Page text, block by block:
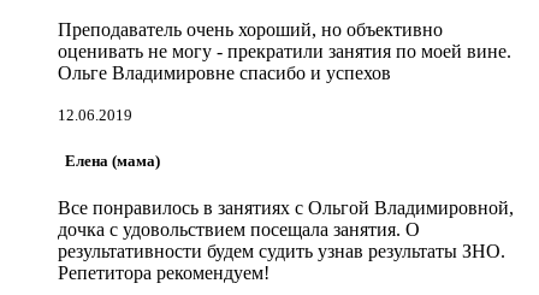
Преподаватель очень хороший, но объективно
оценивать не могу - прекратили занятия по моей вине.
Ольге Владимировне спасибо и успехов
12.06.2019
Елена (мама)
Все понравилось в занятиях с Ольгой Владимировной,
дочка с удовольствием посещала занятия. О
результативности будем судить узнав результаты ЗНО.
Репетитора рекомендуем!